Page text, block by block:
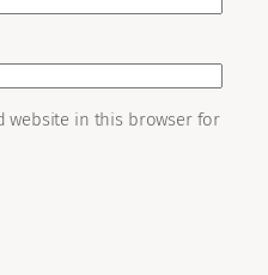
website in this browser for